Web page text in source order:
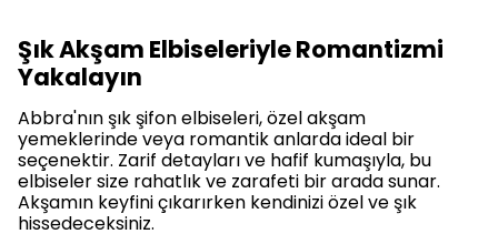
Şık Akşam Elbiseleriyle Romantizmi
Yakalayın
Abbra'nın şık şifon elbiseleri, özel akşam
yemeklerinde veya romantik anlarda ideal bir
seçenektir. Zarif detayları ve hafif kumaşıyla, bu
elbiseler size rahatlık ve zarafeti bir arada sunar.
Akşamın keyfini çıkarırken kendinizi özel ve şık
hissedeceksiniz.